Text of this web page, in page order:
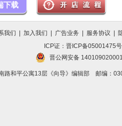
下载
我们 | 加入我们 | 广告业务 | 服务协议 |
ICP证：晋ICP备05001475
晋公网安备
路和平公寓13层《向导》编辑部 邮编：